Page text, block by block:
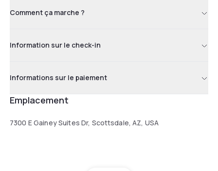
Comment ça marche ?
Information sur le check-in
Informations sur le paiement
Emplacement
7300 E Gainey Suites Dr, Scottsdale, AZ, USA